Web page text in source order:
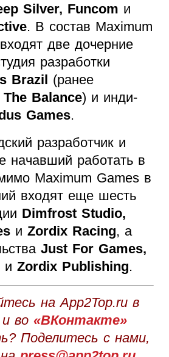
Silver, Funcom и
. В состав Maximum
две дочерние
разработки
Brazil
(ранее
The Balance) и инди-
Games.
разработчик и
начавший работать в
Maximum Games в
входят еще шесть
Dimfrost Studio,
и Zordix Racing, а
Just For Games,
и Zordix Publishing.
на App2Top.ru в
и во «ВКонтакте»
Поделитесь с нами,